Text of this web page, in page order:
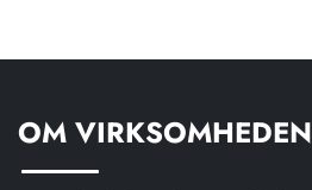
OM VIRKSOMHEDEN